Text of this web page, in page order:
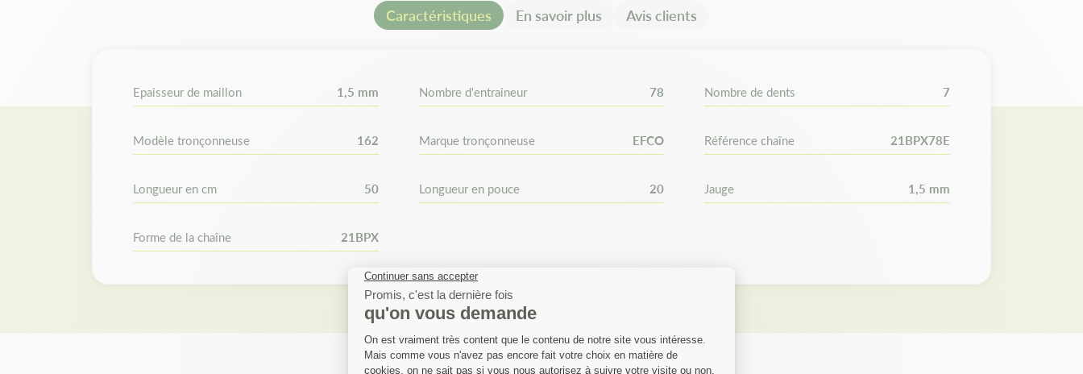
Ceci est en fonction de la longueur de votre guide. Avant l'achat sur notre
Caractéristiques En savoir plus Avis clients
Epaisseur de maillon 1,5 mm Nombre d'entraineur 78 Nombre de dents 7
Modèle tronçonneuse 162 Marque tronçonneuse EFCO Référence chaîne 21BPX78E
Longueur en cm 50 Longueur en pouce 20 Jauge 1,5 mm
Forme de la chaîne 21BPX